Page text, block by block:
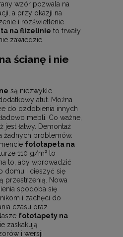
wzór pozwala na
a przy okazji na
i rozświetlenie
na flizelinie to trwały
zawiedzie.
ścianę i nie
są niezwykle
atut. Można
do ozdobienia innych
mebli. Co ważne,
jest łatwy. Demontaż
żadnych problemów.
fototapeta na
110 g/m² to
to, aby wprowadzić
domu i cieszyć się
przestrzenią. Nowa
spodoba się
i zachęci do
czasu oraz
fototapety na
zaskakują
i wersji